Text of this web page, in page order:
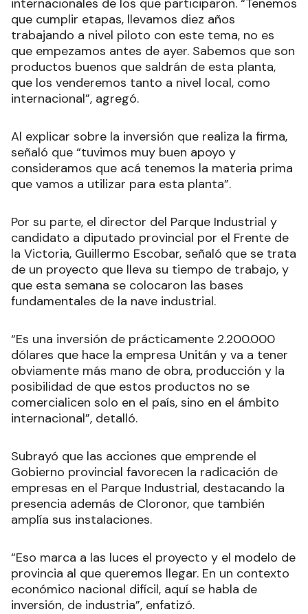
internacionales de los que participaron. “Tenemos
que cumplir etapas, llevamos diez años
trabajando a nivel piloto con este tema, no es
que empezamos antes de ayer. Sabemos que son
productos buenos que saldrán de esta planta,
que los venderemos tanto a nivel local, como
internacional”, agregó.
Al explicar sobre la inversión que realiza la firma,
señaló que “tuvimos muy buen apoyo y
consideramos que acá tenemos la materia prima
que vamos a utilizar para esta planta”.
Por su parte, el director del Parque Industrial y
candidato a diputado provincial por el Frente de
la Victoria, Guillermo Escobar, señaló que se trata
de un proyecto que lleva su tiempo de trabajo, y
que esta semana se colocaron las bases
fundamentales de la nave industrial.
“Es una inversión de prácticamente 2.200.000
dólares que hace la empresa Unitán y va a tener
obviamente más mano de obra, producción y la
posibilidad de que estos productos no se
comercialicen solo en el país, sino en el ámbito
internacional”, detalló.
Subrayó que las acciones que emprende el
Gobierno provincial favorecen la radicación de
empresas en el Parque Industrial, destacando la
presencia además de Cloronor, que también
amplía sus instalaciones.
“Eso marca a las luces el proyecto y el modelo de
provincia al que queremos llegar. En un contexto
económico nacional difícil, aquí se habla de
inversión, de industria”, enfatizó.